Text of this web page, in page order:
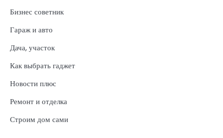
Бизнес советник
Гараж и авто
Дача, участок
Как выбрать гаджет
Новости плюс
Ремонт и отделка
Строим дом сами